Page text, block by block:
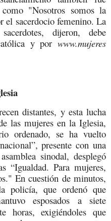
"Nosotros somos la
el sacerdocio femenino. La
dijeron, debe
y por www.mujeres
distantes, y esta lucha
las mujeres en la Iglesia,
ordenado, se ha vuelto
presente con una
sinodal, desplegó
“Igualdad. Para mujeres,
En cuestión de minutos,
policía, que ordenó que
esposados a siete
horas, exigiéndoles que